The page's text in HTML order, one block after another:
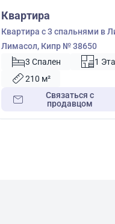
Квартира
Квартира с 3 спальнями в
Лимасол, Кипр № 38650
3 Спален
1
210 м²
Связаться с
продавцом